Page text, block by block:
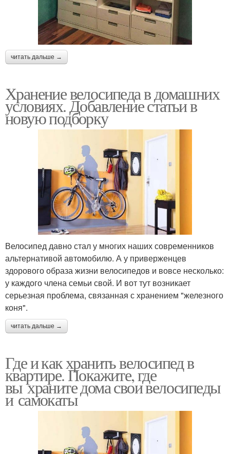
читать дальше →
Хранение велосипеда в домашних
условиях. Добавление статьи в
новую подборку
Велосипед давно стал у многих наших современников
альтернативой автомобилю. А у приверженцев
здорового образа жизни велосипедов и вовсе несколько:
у каждого члена семьи свой. И вот тут возникает
серьезная проблема, связанная с хранением "железного
коня".
читать дальше →
Где и как хранить велосипед в
квартире. Покажите, где
вы храните дома свои велосипеды
и самокаты